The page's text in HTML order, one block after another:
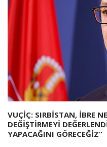
VUÇİÇ: SIRBİSTAN, İBRE
DEĞİŞTİRMEYİ
YAPACAĞINI GÖRECEĞİZ”